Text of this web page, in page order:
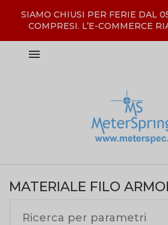
SIAMO CHIUSI PER FERIE DAL
COMPRESI. L’E-COMMERCE

MATERIALE FILO
Ricerca per parametri